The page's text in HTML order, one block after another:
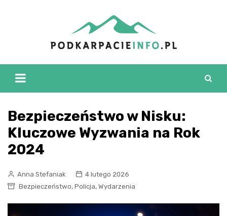
Bezpieczeństwo w Nisku:
Kluczowe Wyzwania na Rok
2024
Anna Stefaniak
4 lutego 2026
Bezpieczeństwo, Policja, Wydarzenia